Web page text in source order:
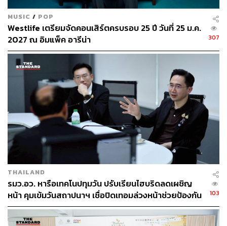
MUSIC / POP
Westlife เตรียมจัดคอนเสิร์ตครบรอบ 25 ปี วันที่ 25 ม.ค.
2027 ณ อิมแพ็ค อารีน่า
307
THAILAND
รมว.อว. หารือเทคโนปทุมวัน ปรับเรียนไฮบริดลดเผชิญ
หน้า คุมเข้มวันสถาปนาฯ เชื่อปิดเทอมล่วงหน้าช่วยป้องกัน
เหตุได้
103